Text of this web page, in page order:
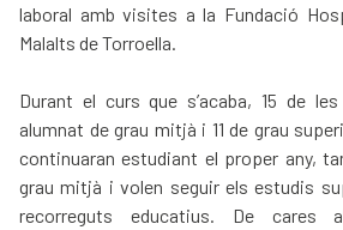
laboral amb visites a la Fundació
Malalts de Torroella.
Durant el curs que s’acaba, 15 de
alumnat de grau mitjà i 11 de grau
continuaran estudiant el proper any,
grau mitjà i volen seguir els estudis
recorreguts educatius. De cares